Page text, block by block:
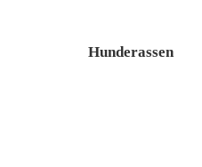
Hunderassen